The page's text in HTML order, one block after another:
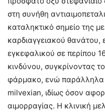
στη συνήθη
καταληκτικό σημείο της
καρδιαγγειακού θανάτου,
εγκεφαλικού σε περίπου
κινδύνου, συγκρίνοντας
φάρμακο, ενώ παράλληλα
milvexian, ιδίως όσον
αιμορραγίας. Η κλινική